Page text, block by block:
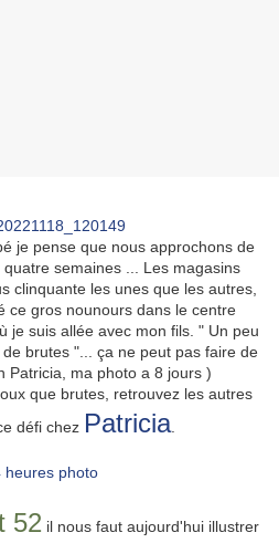
je pense que nous approchons de
semaines ... Les magasins
clinquante les unes que les autres,
ce gros nounours dans le centre
je suis allée avec mon fils. " Un peu
brutes "... ça ne peut pas faire de
Patricia, ma photo a 8 jours )
que brutes, retrouvez les autres
défi chez Patricia.
52 il nous faut aujourd'hui illustrer